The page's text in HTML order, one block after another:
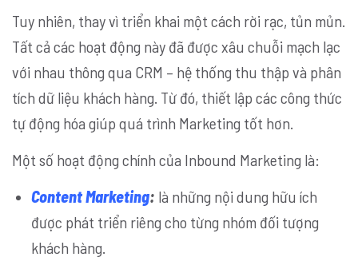
Tuy nhiên, thay vì triển khai một cách rời rạc, tủn mủn.
Tất cả các hoạt động này đã được xâu chuỗi mạch lạc
với nhau thông qua CRM – hệ thống thu thập và phân
tích dữ liệu khách hàng. Từ đó, thiết lập các công thức
tự động hóa giúp quá trình Marketing tốt hơn.
Một số hoạt động chính của Inbound Marketing là:
Content Marketing: là những nội dung hữu ích
được phát triển riêng cho từng nhóm đối tượng
khách hàng.